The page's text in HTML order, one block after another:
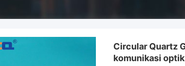
Circular Quartz
komunikasi optik